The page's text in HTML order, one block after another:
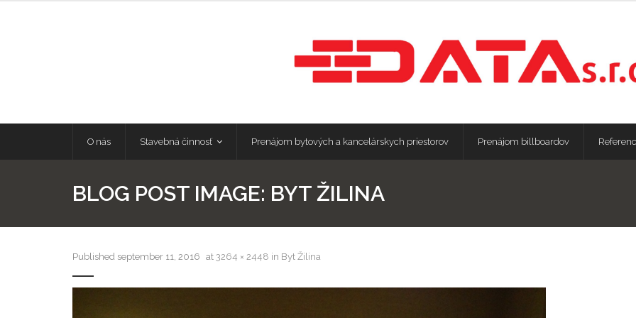
O nás Stavebná činnosť Prenájom bytových a kancelárskych priestorov Prenájom billboardov
BLOG POST IMAGE: BYT ŽILINA
Published september 11, 2016 at 3264 × 2448 in Byt Žilina